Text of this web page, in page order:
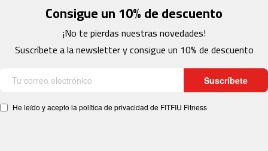
0
e
p
Consigue un 10% de descuento
¡No te pierdas nuestras novedades!
Suscríbete a la newsletter y consigue un 10% de descuento
Suscríbete
He leído y acepto la política de privacidad de FITFIU Fitness